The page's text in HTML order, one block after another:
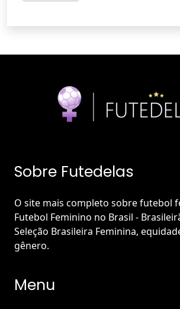
Sobre Futedelas
O site mais completo sobre futebol
Futebol Feminino no Brasil -
Seleção Brasileira Feminina,
gênero.
Menu